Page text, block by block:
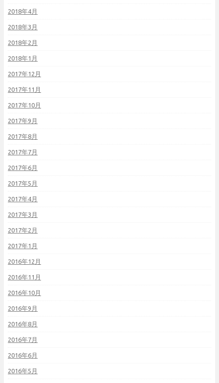
2018年4月
2018年3月
2018年2月
2018年1月
2017年12月
2017年11月
2017年10月
2017年9月
2017年8月
2017年7月
2017年6月
2017年5月
2017年4月
2017年3月
2017年2月
2017年1月
2016年12月
2016年11月
2016年10月
2016年9月
2016年8月
2016年7月
2016年6月
2016年5月